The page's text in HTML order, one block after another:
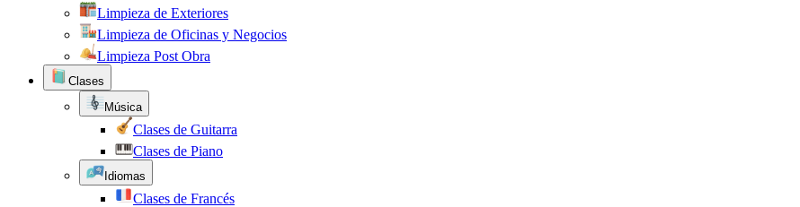
Limpieza de Exteriores
Limpieza de Oficinas y Negocios
Limpieza Post Obra
Clases
Música
Clases de Guitarra
Clases de Piano
Idiomas
Clases de Francés